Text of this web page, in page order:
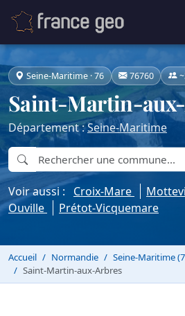
Seine-Maritime · 76 76760
Saint-Martin-
Département :Seine-Maritime
Voir aussi : Croix-Mare
Ouville
Prétot-Vicquemare
Accueil Normandie
Seine-Maritime
Saint-Martin-aux-Arbres